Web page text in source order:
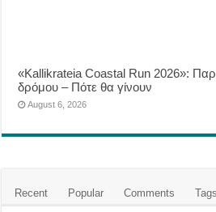
«Kallikrateia Coastal Run 2026»:
δρόμου – Πότε θα γίνουν
August 6, 2026
Recent Popular Comments Tags